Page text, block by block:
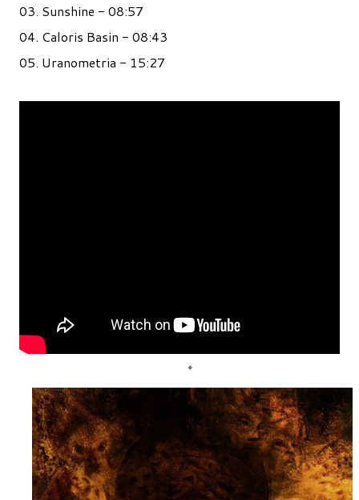
03. Sunshine - 08:57
04. Caloris Basin - 08:43
05. Uranometria - 15:27